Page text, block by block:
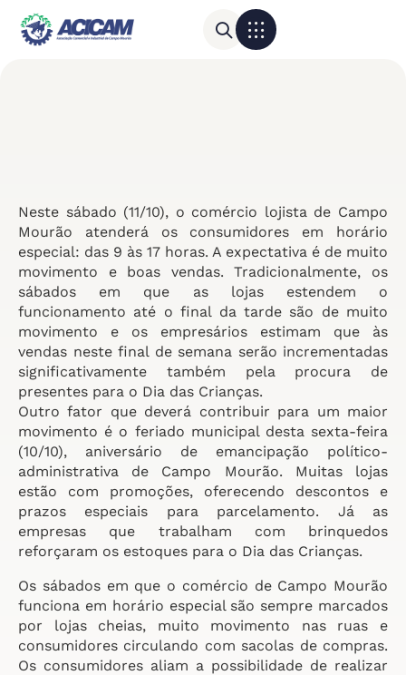
Neste sábado (11/10), o comércio lojista de Campo
Mourão atenderá os consumidores em horário
especial: das 9 às 17 horas. A expectativa é de muito
movimento e boas vendas. Tradicionalmente, os
sábados em que as lojas estendem o
funcionamento até o final da tarde são de muito
movimento e os empresários estimam que às
vendas neste final de semana serão incrementadas
significativamente também pela procura de
presentes para o Dia das Crianças.
Outro fator que deverá contribuir para um maior
movimento é o feriado municipal desta sexta-feira
(10/10), aniversário de emancipação político-
administrativa de Campo Mourão. Muitas lojas
estão com promoções, oferecendo descontos e
prazos especiais para parcelamento. Já as
empresas que trabalham com brinquedos
reforçaram os estoques para o Dia das Crianças.
Os sábados em que o comércio de Campo Mourão
funciona em horário especial são sempre marcados
por lojas cheias, muito movimento nas ruas e
consumidores circulando com sacolas de compras.
Os consumidores aliam a possibilidade de realizar